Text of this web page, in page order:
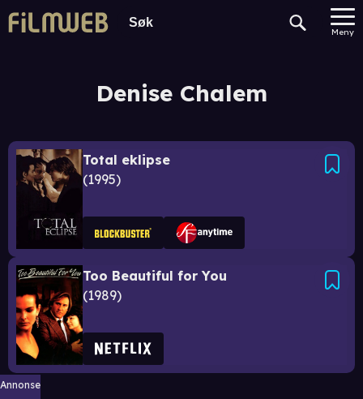
Meny
Denise Chalem
Total eklipse
1995
Too Beautiful for You
1989
Annonse